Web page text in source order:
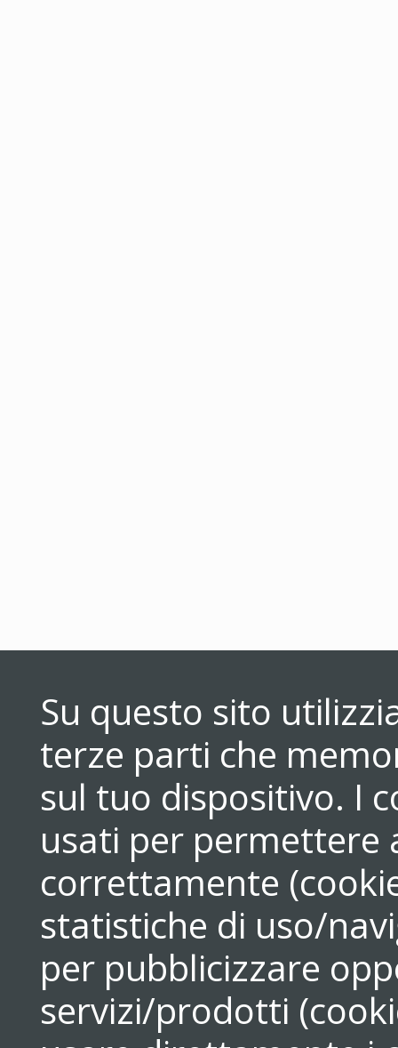
Su questo sito
terze parti che
sul tuo dispositivo. I
usati per permettere
correttamente
statistiche di uso/
per pubblicizzare
servizi/prodotti